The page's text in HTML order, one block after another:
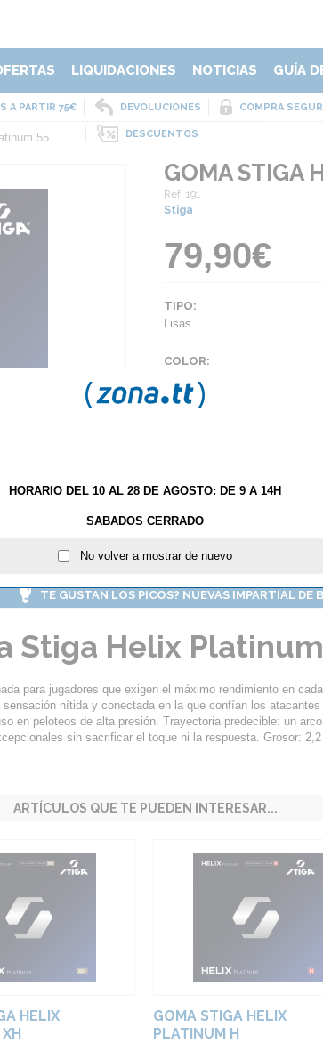
LIQUIDACIONES NOTICIAS GUÍA
A PARTIR 75€ DEVOLUCIONES COMPRA
DESCUENTOS
55
GOMA STIGA
Ref. 191
Stiga
79,90€
TIPO:
Lisas
COLOR:
Negro
TE GUSTAN LOS PICOS? NUEVAS IMPARTIAL DE
Stiga Helix
para jugadores que exigen el máximo rendimiento en
nítida y conectada en la que confían los
en peloteos de alta presión. Trayectoria predecible: un
sin sacrificar el toque ni la respuesta. Grosor:
ARTÍCULOS QUE TE PUEDEN INTERESAR...
HELIX
GOMA STIGA HELIX
PLATINUM H
HORARIO DEL 10 AL 28 DE AGOSTO: DE 9 A 14H
SABADOS CERRADO
No volver a mostrar de nuevo